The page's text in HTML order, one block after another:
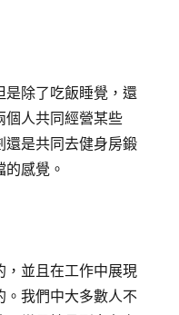
除了吃飯睡覺，還
個人共同經營某些
還是共同去健身房鍛
感覺。
並且在工作中展現
。我們中大多數人不